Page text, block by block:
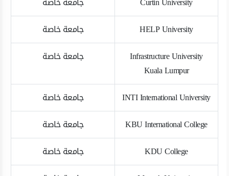
HELP University
جامعة خاصة
Infrastructure University
Kuala Lumpur
جامعة خاصة
INTI International University
جامعة خاصة
KBU International College
جامعة خاصة
KDU College
جامعة خاصة